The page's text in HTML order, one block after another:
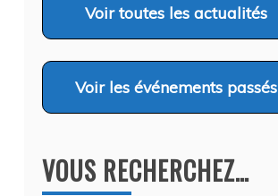
COMPORTEMENT CANINS…
Auteur Christel DAUZAT/ 6 août 2026
Voirtoutes les actualités
Voir les événements passés
VOUS RECHERCHEZ…